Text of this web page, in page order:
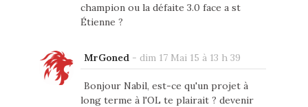
champion ou la défaite 3.0 face a st
Étienne ?
MrGoned- dim 17 Mai 15 à 13 h 39
Bonjour Nabil, est-ce qu'un projet à
long terme à l'OL te plairait ? devenir